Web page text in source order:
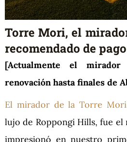
Torre Mori, el
recomendado de
[Actualmente el
renovación hasta finales de
El mirador de la Torre Mori
lujo de Roppongi Hills, fue el
impresionó en nuestro